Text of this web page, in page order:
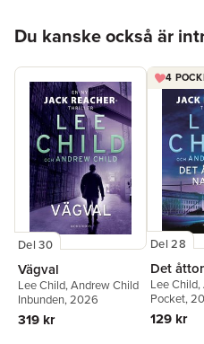
Du kanske också är
Del 30
Vägval
Lee Child,Andrew Child
Inbunden, 2026
319 kr
4
Del 28
Det
Lee Child,
Pocket,
129 kr